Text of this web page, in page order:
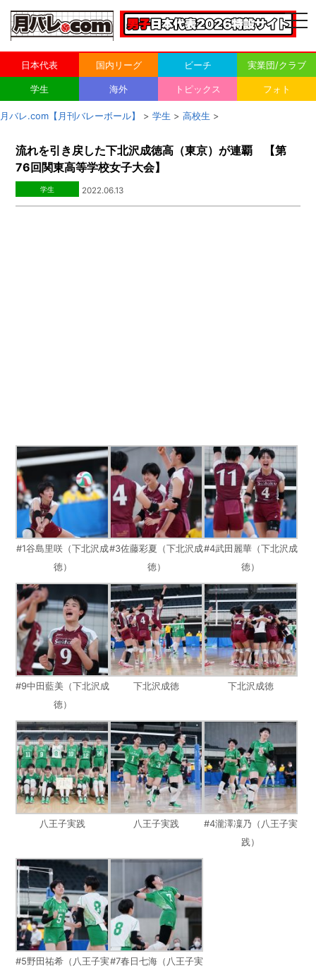
日本代表 国内リーグ ビーチ 実業団/クラブ
学生 海外 トピックス フォト
月バレ.com【月刊バレーボール】 > 学生 > 高校生 >
流れを引き戻した下北沢成徳高（東京）が連覇 【第
76回関東高等学校女子大会】
学生 2022.06.13
#1谷島里咲（下北沢成
徳）
#3佐藤彩夏（下北沢成
徳）
#4武田麗華（下北沢成
徳）
#9中田藍美（下北沢成
徳）
下北沢成徳 下北沢成徳
八王子実践 八王子実践
#4瀧澤凜乃（八王子実
践）
#5野田祐希（八王子実#7春日七海（八王子実